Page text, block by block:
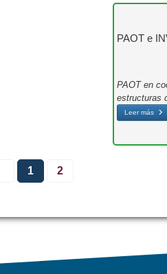
PAOT e
PAOT en
estructuras
Leer más
1 2